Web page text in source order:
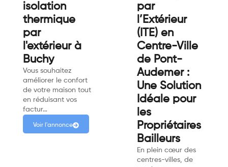
isolation
thermique
par
l'extérieur à
Buchy
Vous souhaitez
améliorer le confort
de votre maison tout
en réduisant vos
factur…
Voir l'annonce
par
l’Extérieur
(ITE) en
Centre-Ville
de Pont-
Audemer :
Une Solution
Idéale pour
les
Propriétaires
Bailleurs
En plein cœur des
centres-villes, de